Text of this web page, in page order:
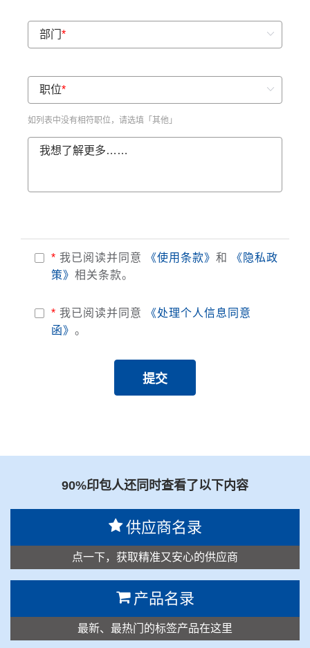
部门 *
职位*
如列表中没有相符职位，请选填「其他」
我想了解更多……
* 我已阅读并同意 《使用条款》 和
《隐私政
策》 相关条款。
* 我已阅读并同意
《处理个人信息同意
函》 。
提交
90%印包人还同时查看了以下内容
供应商名录
点一下，获取精准又安心的供应商
产品名录
最新、最热门的标签产品在这里